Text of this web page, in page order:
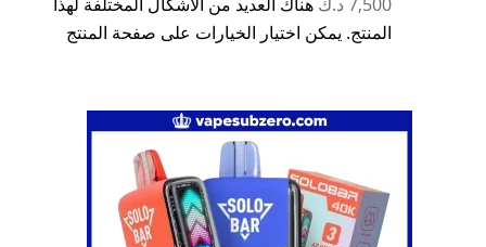
المنتج. يمكن اختيار الخيارات على صفحة المنتج